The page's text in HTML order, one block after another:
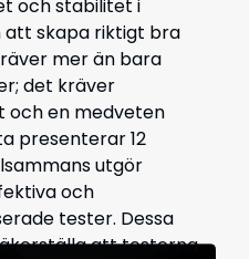
och stabilitet i
att skapa riktigt bra
mer än bara
det kräver
och en medveten
presenterar 12
utgör
och
tester. Dessa
att testerna